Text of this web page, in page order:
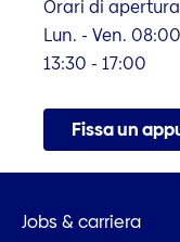
Orari di apertura
Lun. - Ven.
13:30 - 17:00
Fissa un
Jobs & carriera